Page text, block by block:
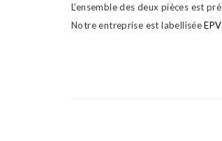
L'ensemble des deux pièces est
Notre entreprise est labellisée